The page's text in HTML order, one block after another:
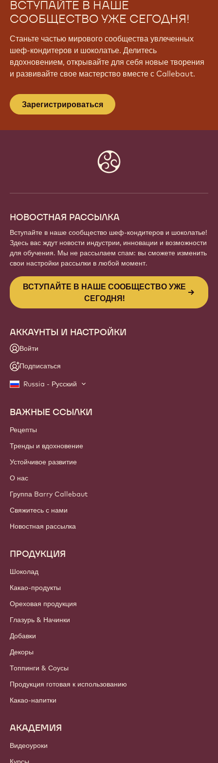
ВСТУПАЙТЕ В НАШЕ
СООБЩЕСТВО УЖЕ СЕГОДНЯ!
Станьте частью мирового сообщества увлеченных
шеф-кондитеров и шоколатье. Делитесь
вдохновением, открывайте для себя новые творения
и развивайте свое мастерство вместе с Callebaut.
Зарегистрироваться
НОВОСТНАЯ РАССЫЛКА
Вступайте в наше сообщество шеф-кондитеров и шоколатье!
Здесь вас ждут новости индустрии, инновации и возможности
для обучения. Мы не рассылаем спам: вы сможете изменить
свои настройки рассылки в любой момент.
ВСТУПАЙТЕ В НАШЕ СООБЩЕСТВО УЖЕ
СЕГОДНЯ!
АККАУНТЫ И НАСТРОЙКИ
Войти
Подписаться
Russia - Русский
Footer
Callebaut
ВАЖНЫЕ ССЫЛКИ
Рецепты
Тренды и вдохновение
Устойчивое развитие
О нас
Группа Barry Callebaut
Свяжитесь с нами
Новостная рассылка
ПРОДУКЦИЯ
Шоколад
Какао-продукты
Ореховая продукция
Глазурь & Начинки
Добавки
Декоры
Топпинги & Соусы
Продукция готовая к использованию
Какао-напитки
АКАДЕМИЯ
Видеоуроки